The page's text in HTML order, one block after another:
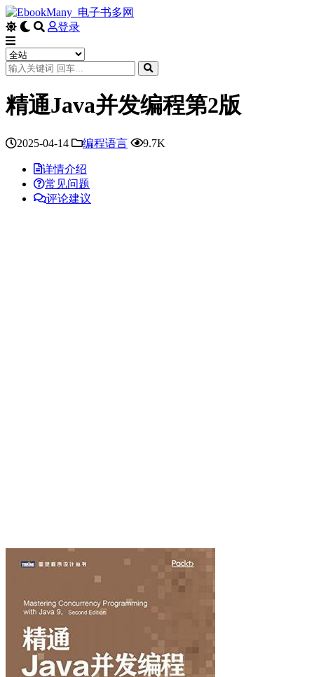
登录
精通Java并发编程第2版
2025-04-14 编程语言 9.7K
详情介绍
常见问题
评论建议